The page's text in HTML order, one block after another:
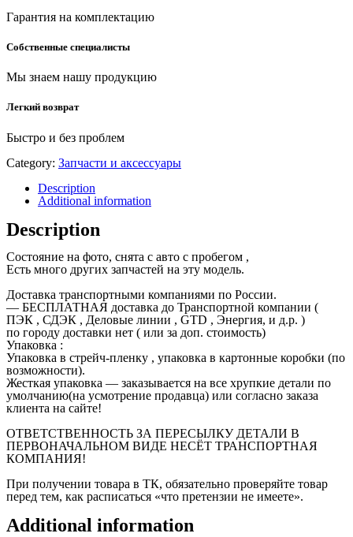
Гарантия на комплектацию
Собственные специалисты
Мы знаем нашу продукцию
Легкий возврат
Быстро и без проблем
Category: Запчасти и аксессуары
Description
Additional information
Description
Состояние на фото, снята с авто с пробегом ,
Есть много других запчастей на эту модель.
Доставка транспортными компаниями по России.
— БЕСПЛАТНАЯ доставка до Транспортной компании (
ПЭК , СДЭК , Деловые линии , GTD , Энергия, и д.р. )
по городу доставки нет ( или за доп. стоимость)
Упаковка :
Упаковка в стрейч-пленку , упаковка в картонные коробки (по
возможности).
Жесткая упаковка — заказывается на все хрупкие детали по
умолчанию(на усмотрение продавца) или согласно заказа
клиента на сайте!
ОТВЕТСТВЕННОСТЬ ЗА ПЕРЕСЫЛКУ ДЕТАЛИ В
ПЕРВОНАЧАЛЬНОМ ВИДЕ НЕСЁТ ТРАНСПОРТНАЯ
КОМПАНИЯ!
При получении товара в ТК, обязательно проверяйте товар
перед тем, как расписаться «что претензии не имеете».
Additional information